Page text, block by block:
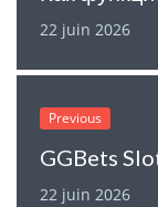
22 juin 2026
Previous
22 juin 2026